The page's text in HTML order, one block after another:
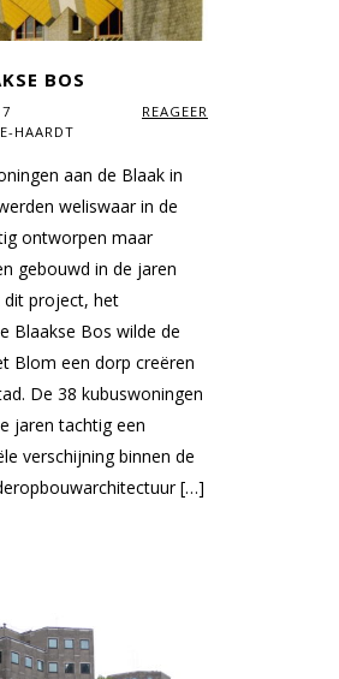
BOS
REAGEER
HAARDT
aan de Blaak in
weliswaar in de
ontworpen maar
gebouwd in de jaren
project, het
Blaakse Bos wilde de
Blom een dorp creëren
De 38 kubuswoningen
jaren tachtig een
verschijning binnen de
[…]